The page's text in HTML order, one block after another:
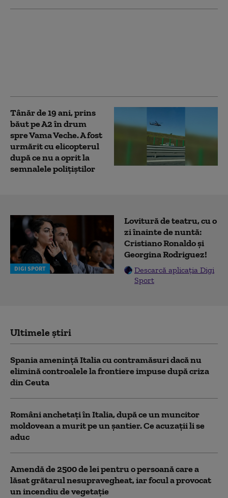
Tânăr de 19 ani, prins
băut pe A2 în drum
spre Vama Veche. A fost
urmărit cu elicopterul
după ce nu a oprit la
semnalele polițiștilor
DIGI SPORT
Lovitură de teatru, cu o
zi înainte de nuntă:
Cristiano Ronaldo și
Georgina Rodriguez!
Descarcă aplicația Digi
Sport
Ultimele știri
Spania ameninţă Italia cu contramăsuri dacă nu
elimină controalele la frontiere impuse după criza
din Ceuta
Români anchetați în Italia, după ce un muncitor
moldovean a murit pe un șantier. Ce acuzații li se
aduc
Amendă de 2500 de lei pentru o persoană care a
lăsat grătarul nesupravegheat, iar focul a provocat
un incendiu de vegetaţie